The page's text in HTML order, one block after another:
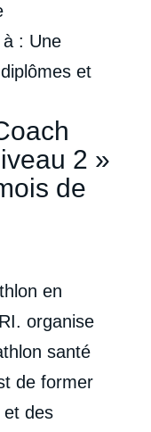
: Une
et
2 »
de
en
organise
santé
de former
et des